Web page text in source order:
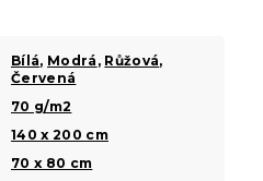
Bílá, Modrá , Růžová,
Červená
70 g/m2
140 x 200 cm
70 x 80 cm